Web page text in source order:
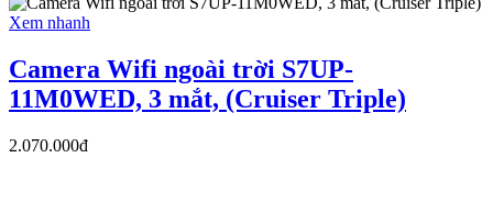
Xem nhanh
Camera Wifi ngoài trời S7UP-
11M0WED, 3 mắt, (Cruiser Triple)
2.070.000đ